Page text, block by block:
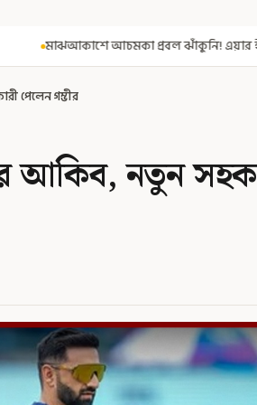
এয়ার ইন্ডিয়ার উড়ানে আতঙ্ক
পেলেন গম্ভীর
আকিব, নতুন